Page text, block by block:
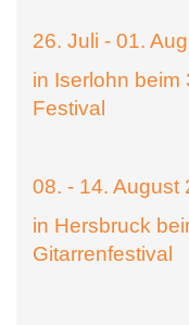
26. Juli - 01.
in Iserlohn beim
Festival
08. - 14. August
in Hersbruck
Gitarrenfestival